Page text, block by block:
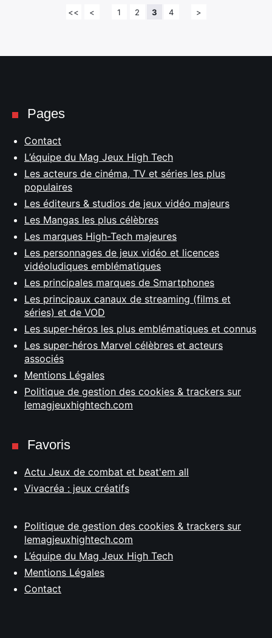
<< < 1 2 3 4 >
Pages
Contact
L’équipe du Mag Jeux High Tech
Les acteurs de cinéma, TV et séries les plus
populaires
Les éditeurs & studios de jeux vidéo majeurs
Les Mangas les plus célèbres
Les marques High-Tech majeures
Les personnages de jeux vidéo et licences
vidéoludiques emblématiques
Les principales marques de Smartphones
Les principaux canaux de streaming (films et
séries) et de VOD
Les super-héros les plus emblématiques et connus
Les super-héros Marvel célèbres et acteurs
associés
Mentions Légales
Politique de gestion des cookies & trackers sur
lemagjeuxhightech.com
Favoris
Actu Jeux de combat et beat'em all
Vivacréa : jeux créatifs
Politique de gestion des cookies & trackers sur
lemagjeuxhightech.com
L’équipe du Mag Jeux High Tech
Mentions Légales
Contact